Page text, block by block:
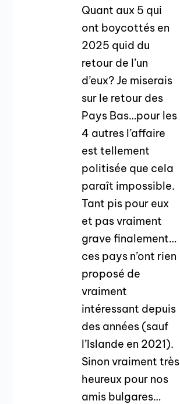
Quant aux 5 qui
ont boycottés en
2025 quid du
retour de l’un
d’eux? Je miserais
sur le retour des
Pays Bas…pour les
4 autres l’affaire
est tellement
politisée que cela
paraît impossible.
Tant pis pour eux
et pas vraiment
grave finalement…
ces pays n’ont rien
proposé de
vraiment
intéressant depuis
des années (sauf
l’Islande en 2021).
Sinon vraiment très
heureux pour nos
amis bulgares…